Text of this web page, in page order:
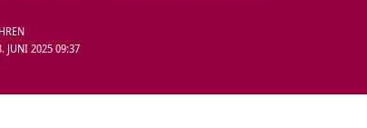
JUNI 2025 09:37